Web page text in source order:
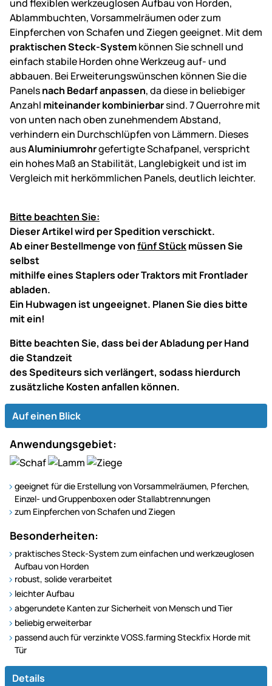
und flexiblen werkzeuglosen Aufbau von Horden,
Ablammbuchten, Vorsammelräumen oder zum
Einpferchen von Schafen und Ziegen geeignet. Mit dem
praktischen Steck-Systemkönnen Sie schnell und
einfach stabile Horden ohne Werkzeug auf- und
abbauen. Bei Erweiterungswünschen können Sie die
Panelsnach Bedarf anpassen, da diese in beliebiger
Anzahl miteinander kombinierbarsind. 7 Querrohre mit
von unten nach oben zunehmendem Abstand,
verhindern ein Durchschlüpfen von Lämmern. Dieses
ausAluminiumrohrgefertigte Schafpanel, verspricht
ein hohes Maß an Stabilität, Langlebigkeit und ist im
Vergleich mit herkömmlichen Panels, deutlich leichter.
Bitte beachten Sie:
Dieser Artikel wird per Spedition verschickt.
Ab einer Bestellmenge vonfünf Stückmüssen Sie
selbst
mithilfe eines Staplers oder Traktors mit Frontlader
abladen.
Ein Hubwagen ist ungeeignet. Planen Sie dies bitte
mit ein!
Bitte beachten Sie, dass bei der Abladung per Hand
die Standzeit
des Spediteurs sich verlängert, sodass hierdurch
zusätzliche Kosten anfallen können.
Auf einen Blick
Anwendungsgebiet:
geeignet für die Erstellung von Vorsammelräumen, Pferchen,
Einzel- und Gruppenboxen oder Stallabtrennungen
zum Einpferchen von Schafen und Ziegen
Besonderheiten:
praktisches Steck-System zum einfachen und werkzeuglosen
Aufbau von Horden
robust, solide verarbeitet
leichter Aufbau
abgerundete Kanten zur Sicherheit von Mensch und Tier
beliebig erweiterbar
passend auch für verzinkte VOSS.farming Steckfix Horde mit
Tür
Details